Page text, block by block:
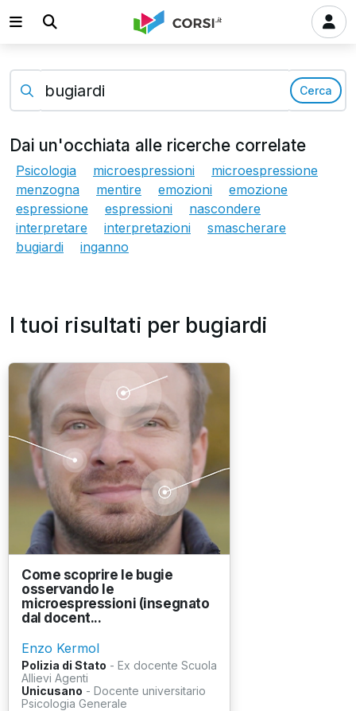
Cerca
Dai un'occhiata alle ricerche correlate
Psicologia microespressioni
microespressione
menzogna
mentire emozioni
emozione
espressione
espressioni
nascondere
interpretare
interpretazioni
smascherare
bugiardi
inganno
I tuoi risultati per bugiardi
Come scoprire le bugie
osservando le
microespressioni (insegnato
dal docent...
Enzo Kermol
Polizia di Stato - Ex docente Scuola
Allievi Agenti
Unicusano - Docente universitario
Psicologia Generale